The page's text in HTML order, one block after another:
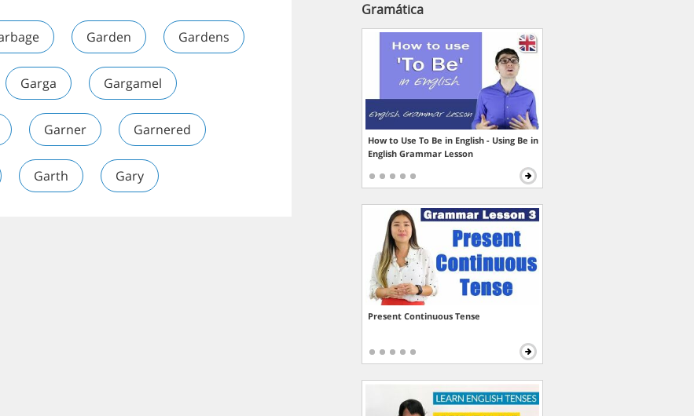
Garden Gardens
Garga Gargamel
Garner Garnered
Garth Gary
Gramática
How to Use To Be in English - Using Be in
English Grammar Lesson
Present Continuous Tense